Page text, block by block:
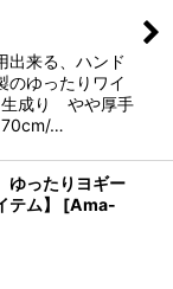
出来る、ハンド
のゆったりワイ
生成り やや厚手
…
ったりヨギー
ム】
[Ama-